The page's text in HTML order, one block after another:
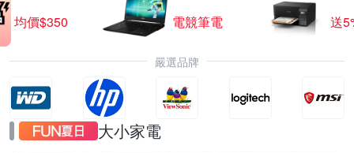
均價$350
電競筆電
送
嚴選品牌
大小家電